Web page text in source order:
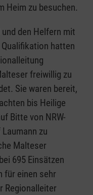
Heim zu besuchen.
den Helfern mit
hatten
freiwillig zu
Sie waren bereit,
bis Heilige
Bitte von NRW-
zu
Malteser
695 Einsätzen
für einen sehr
Regionalleiter